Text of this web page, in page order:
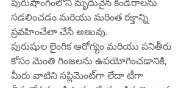
సడలించడం మరియు మరింత రక్తాన్ని
ప్రవహించేలా చేసే అణువు.
పురుషుల లైంగిక ఆరోగ్యం మరియు పనితీరు
కోసం మెంతి గింజలను ఉపయోగించడానికి,
మీరు వాటిని సప్లిమెంట్‌గా లేదా టీగా